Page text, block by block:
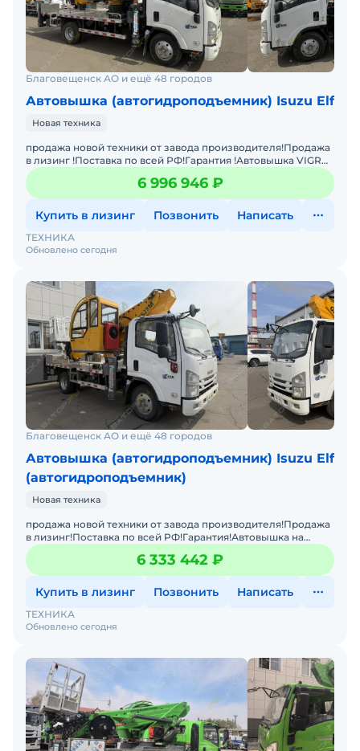
Благовещенск АО и ещё 48 городов
Автовышка (автогидроподъемник) Isuzu Elf
Новая техника
продажа новой техники от завода производителя!Продажа
в лизинг !Поставка по всей РФ!Гарантия !Автовышка VIGRUS
GKS36Характеристики:Колесная формула:4x2Время вы
6 996 946 ₽
Купить в лизинг Позвонить Написать
Обновлено сегодня
ТЕХНИКА
Благовещенск АО и ещё 48 городов
Автовышка (автогидроподъемник) Isuzu Elf
(автогидроподъемник)
Новая техника
продажа новой техники от завода производителя!Продажа
в лизинг!Поставка по всей РФ!Гарантия!Автовышка на
шасси ISUZU 4X2 с дизельным двигателем ISUZU — э
6 333 442 ₽
Купить в лизинг Позвонить Написать
Обновлено сегодня
ТЕХНИКА